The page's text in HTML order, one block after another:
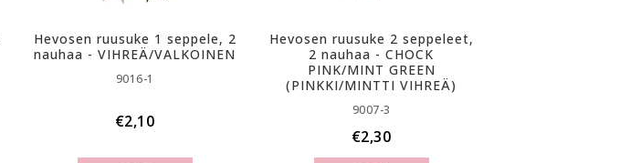
Hevosen ruusuke 1 seppele, 2
nauhaa - VIHREÄ/VALKOINEN
9016-1
€2,10
Hevosen ruusuke 2 seppeleet,
2 nauhaa - CHOCK
PINK/MINT GREEN
(PINKKI/MINTTI VIHREÄ)
9007-3
€2,30